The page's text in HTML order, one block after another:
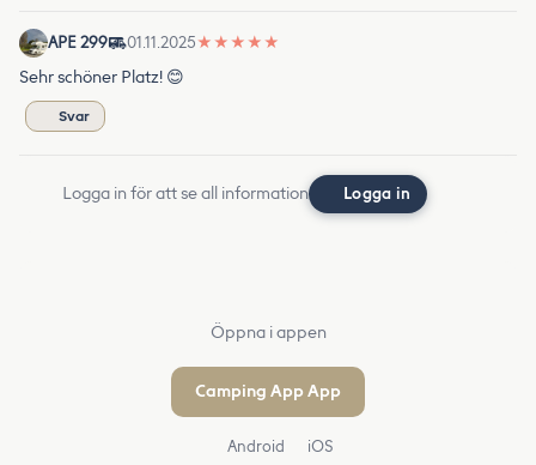
APE 299 01.11.2025★ ★ ★ ★ ★
Sehr schöner Platz! 😊
Svar
Logga in för att se all information Logga in
Öppna i appen
Camping App App
Android iOS